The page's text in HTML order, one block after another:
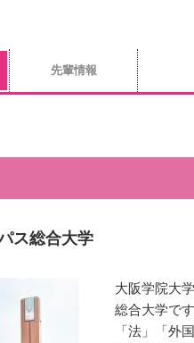
先輩情報
ス総合大学
大阪学院大
総合大学で
「法」「外